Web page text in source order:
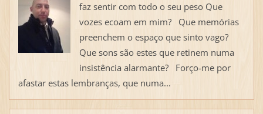
faz sentir com todo o seu peso Que
vozes ecoam em mim? Que memórias
preenchem o espaço que sinto vago?
Que sons são estes que retinem numa
insistência alarmante? Forço-me por
afastar estas lembranças, que numa...